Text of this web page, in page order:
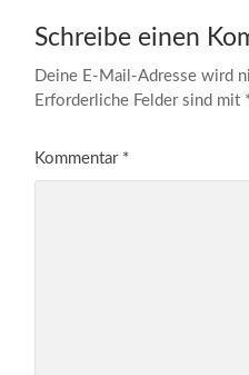
Schreibe einen
Deine E-Mail-Adresse wird
Erforderliche Felder sind mit
Kommentar *